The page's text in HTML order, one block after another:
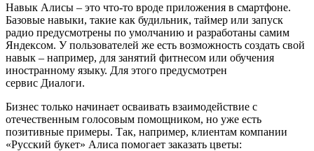
Навык Алисы – это что-то вроде приложения в смартфоне.
Базовые навыки, такие как будильник, таймер или запуск
радио предусмотрены по умолчанию и разработаны самим
Яндексом. У пользователей же есть возможность создать свой
навык – например, для занятий фитнесом или обучения
иностранному языку. Для этого предусмотрен
сервис Диалоги.
Бизнес только начинает осваивать взаимодействие с
отечественным голосовым помощником, но уже есть
позитивные примеры. Так, например, клиентам компании
«Русский букет» Алиса помогает заказать цветы: